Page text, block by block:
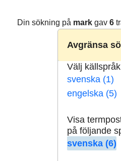
Din sökning på markgav 6
Avgränsa
Välj
svenska (1)
engelska (5)
Visa
på följande
svenska (6)